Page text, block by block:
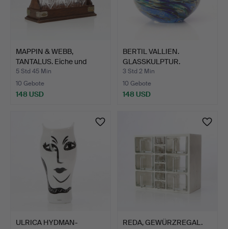
MAPPIN & WEBB,
TANTALUS. Eiche und
verchro…
5 Std 45 Min
10 Gebote
148 USD
BERTIL VALLIEN.
GLASSKULPTUR.
Kunstglas. "…
3 Std 2 Min
10 Gebote
148 USD
ULRICA HYDMAN-
REDA, GEWÜRZREGAL.